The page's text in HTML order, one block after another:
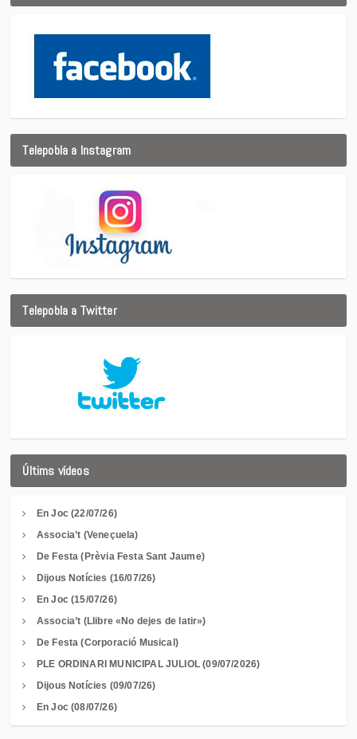
Telepobla a Instagram
Telepobla a Twitter
Últims vídeos
En Joc (22/07/26)
Associa’t (Veneçuela)
De Festa (Prèvia Festa Sant Jaume)
Dijous Notícies (16/07/26)
En Joc (15/07/26)
Associa’t (Llibre «No dejes de latir»)
De Festa (Corporació Musical)
PLE ORDINARI MUNICIPAL JULIOL (09/07/2026)
Dijous Notícies (09/07/26)
En Joc (08/07/26)